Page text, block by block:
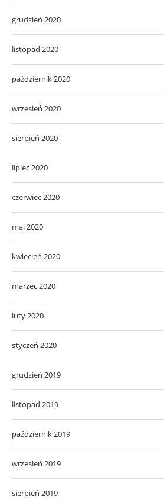
grudzień 2020
listopad 2020
październik 2020
wrzesień 2020
sierpień 2020
lipiec 2020
czerwiec 2020
maj 2020
kwiecień 2020
marzec 2020
luty 2020
styczeń 2020
grudzień 2019
listopad 2019
październik 2019
wrzesień 2019
sierpień 2019